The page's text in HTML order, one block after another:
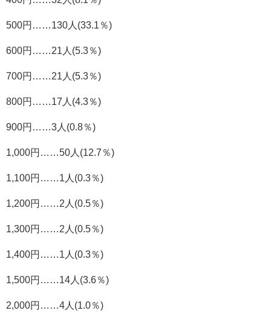
500円……130人(33.1％)
600円……21人(5.3％)
700円……21人(5.3％)
800円……17人(4.3％)
900円……3人(0.8％)
1,000円……50人(12.7％)
1,100円……1人(0.3％)
1,200円……2人(0.5％)
1,300円……2人(0.5％)
1,400円……1人(0.3％)
1,500円……14人(3.6％)
2,000円……4人(1.0％)